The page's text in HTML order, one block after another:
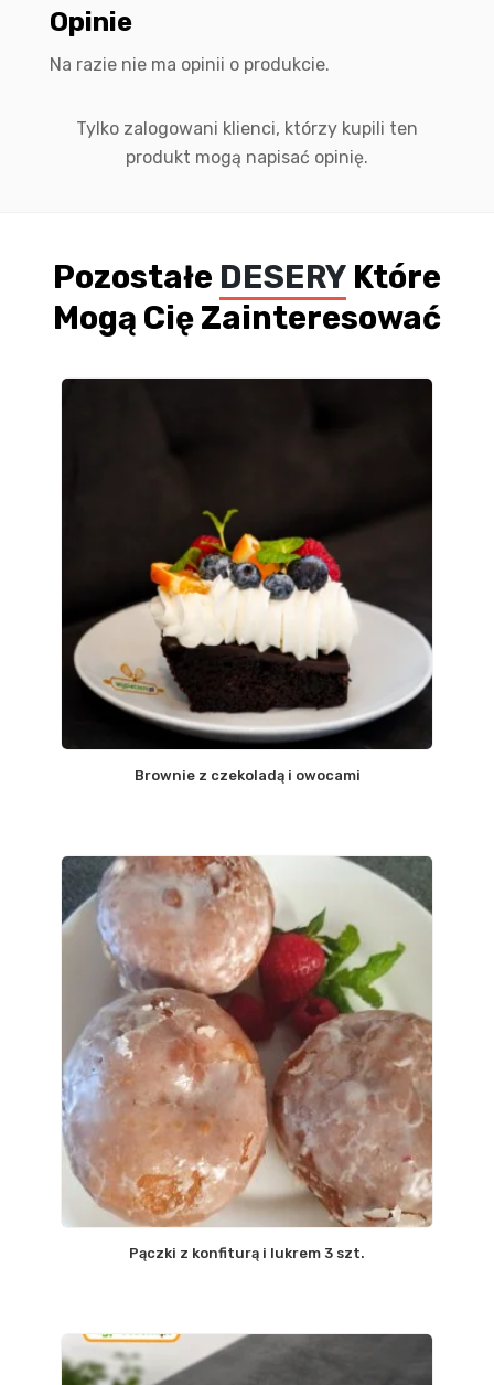
Opinie
Na razie nie ma opinii o produkcie.
Tylko zalogowani klienci, którzy kupili ten
produkt mogą napisać opinię.
Pozostałe DESERY Które
Mogą Cię Zainteresować
Brownie z czekoladą i owocami
Pączki z konfiturą i lukrem 3 szt.